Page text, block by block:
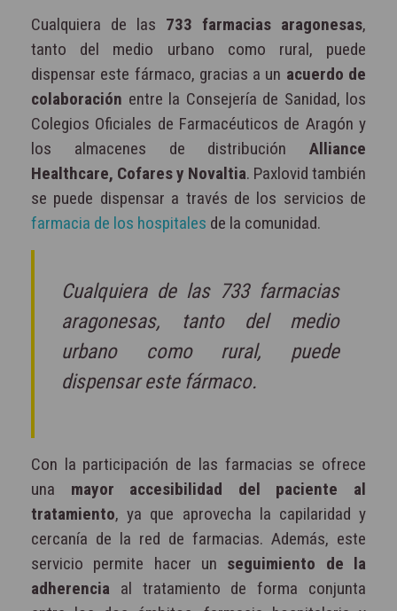
Cualquiera de las 733 farmacias aragonesas,
tanto del medio urbano como rural, puede
dispensar este fármaco, gracias a un acuerdo de
colaboración entre la Consejería de Sanidad, los
Colegios Oficiales de Farmacéuticos de Aragón y
los almacenes de distribución Alliance
Healthcare, Cofares y Novaltia. Paxlovid también
se puede dispensar a través de los servicios de
farmacia de los hospitales de la comunidad.
Cualquiera de las 733 farmacias
aragonesas, tanto del medio
urbano como rural, puede
dispensar este fármaco.
Con la participación de las farmacias se ofrece
una mayor accesibilidad del paciente al
tratamiento, ya que aprovecha la capilaridad y
cercanía de la red de farmacias. Además, este
servicio permite hacer un seguimiento de la
adherencia al tratamiento de forma conjunta